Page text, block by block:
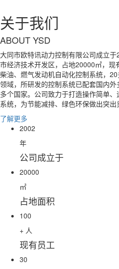
关于我们
ABOUT YSD
大同市欧特讯动力控制有限公司成立
市经济技术开发区，占地20000㎡，现
柴油、燃气发动机自动化控制系统，
领域，所研发的控制系统已配套国内
多个国家。公司致力于打造操作简单
系统，为节能减排、绿色环保做出突出
了解更多
2002
年
公司成立于
20000
㎡
占地面积
100
+ 人
现有员工
30